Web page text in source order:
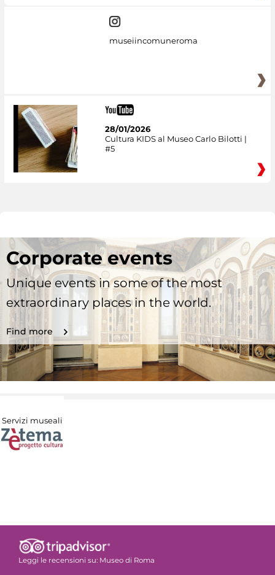
museiincomuneroma
28/01/2026
Cultura KIDS al Museo Carlo Bilotti |
#5
Corporate events
Unique events in some of the most
extraordinary places in the world.
Find more
Servizi museali
Leggi le recensioni su: Museo di Roma